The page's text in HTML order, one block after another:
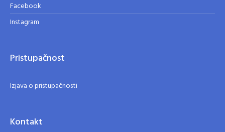
Facebook
Instagram
Pristupačnost
Izjava o pristupačnosti
Kontakt